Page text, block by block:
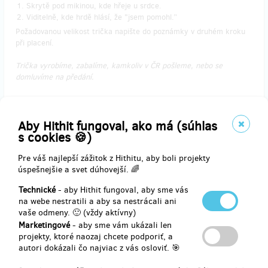
Aby Hithit fungoval, ako má (súhlas
s cookies 🍪)
Pre váš najlepší zážitok z Hithitu, aby boli projekty
úspešnejšie a svet dúhovejší. 🌈
Technické- aby Hithit fungoval, aby sme vás
na webe nestratili a aby sa nestrácali ani
vaše odmeny. 🙂 (vždy aktívny)
Marketingové- aby sme vám ukázali len
projekty, ktoré naozaj chcete podporiť, a
autori dokázali čo najviac z vás osloviť. 🎯
Skrytě pod mikinou, kde hřeje u srdce.
Viditelně, kde hrdě hlásí, že "jsem pomohl.”
Požadovanou velikost trička napište do poznámky v druhém kroku
při placení.
Trička vyrobíme, zabalíme, kamkoliv v ČR pošleme, nebo se
domluvíme na předání.
Doručenia odmeny: Zásilkovna, do pol roka po ukončení projektu na
20,61 €
(500 Kč
Pohodová plavba (rodinná)